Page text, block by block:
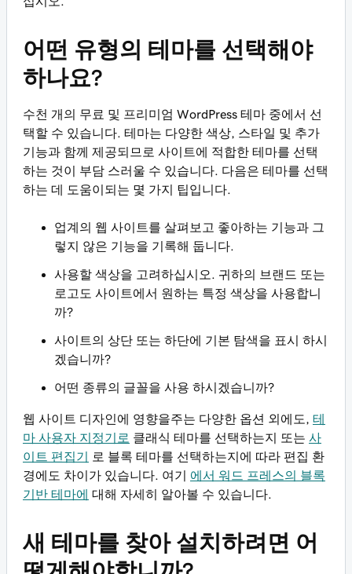
어떤 유형의 테마를 선택해야
하나요?
수천 개의 무료 및 프리미엄 WordPress 테마 중에서 선
택할 수 있습니다. 테마는 다양한 색상, 스타일 및 추가
기능과 함께 제공되므로 사이트에 적합한 테마를 선택
하는 것이 부담 스러울 수 있습니다. 다음은 테마를 선택
하는 데 도움이되는 몇 가지 팁입니다.
업계의 웹 사이트를 살펴보고 좋아하는 기능과 그
렇지 않은 기능을 기록해 둡니다.
사용할 색상을 고려하십시오. 귀하의 브랜드 또는
로고도 사이트에서 원하는 특정 색상을 사용합니
까?
사이트의 상단 또는 하단에 기본 탐색을 표시 하시
겠습니까?
어떤 종류의 글꼴을 사용 하시겠습니까?
웹 사이트 디자인에 영향을주는 다양한 옵션 외에도, 테
마 사용자 지정기로 클래식 테마를 선택하는지 또는 사
이트 편집기
로 블록 테마를 선택하는지에 따라 편집 환
경에도 차이가 있습니다. 여기 에서 워드 프레스의 블록
기반 테마에 대해 자세히 알아볼 수 있습니다.
새 테마를 찾아 설치하려면 어